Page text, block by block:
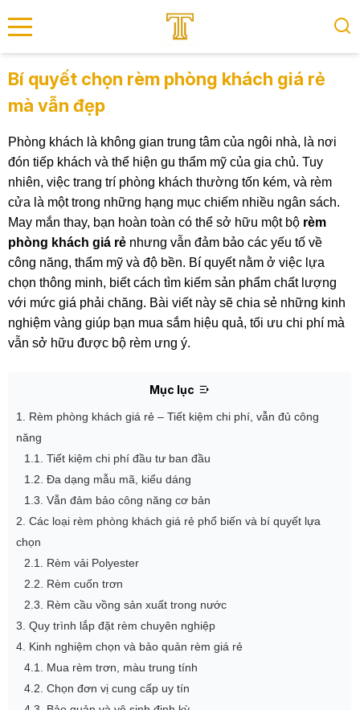
menu
Bí quyết chọn rèm phòng khách giá rẻ
mà vẫn đẹp
Phòng khách là không gian trung tâm của ngôi nhà, là nơi
đón tiếp khách và thể hiện gu thẩm mỹ của gia chủ. Tuy
nhiên, việc trang trí phòng khách thường tốn kém, và rèm
cửa là một trong những hạng mục chiếm nhiều ngân sách.
May mắn thay, bạn hoàn toàn có thể sở hữu một bộ rèm
phòng khách giá rẻ nhưng vẫn đảm bảo các yếu tố về
công năng, thẩm mỹ và độ bền. Bí quyết nằm ở việc lựa
chọn thông minh, biết cách tìm kiếm sản phẩm chất lượng
với mức giá phải chăng. Bài viết này sẽ chia sẻ những kinh
nghiệm vàng giúp bạn mua sắm hiệu quả, tối ưu chi phí mà
vẫn sở hữu được bộ rèm ưng ý.
Mục lục
1. Rèm phòng khách giá rẻ – Tiết kiệm chi phí, vẫn đủ công
năng
1.1. Tiết kiệm chi phí đầu tư ban đầu
1.2. Đa dạng mẫu mã, kiểu dáng
1.3. Vẫn đảm bảo công năng cơ bản
2. Các loại rèm phòng khách giá rẻ phổ biến và bí quyết lựa
chọn
2.1. Rèm vải Polyester
2.2. Rèm cuốn trơn
2.3. Rèm cầu vồng sản xuất trong nước
3. Quy trình lắp đặt rèm chuyên nghiệp
4. Kinh nghiệm chọn và bảo quản rèm giá rẻ
4.1. Mua rèm trơn, màu trung tính
4.2. Chọn đơn vị cung cấp uy tín